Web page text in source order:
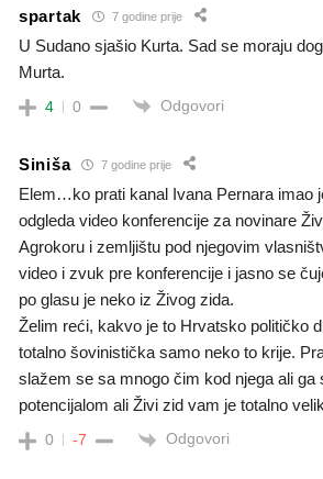
spartak 7 godine prije
U Sudano sjašio Kurta. Sad se moraju
Murta.
4 0 Odgovori
Siniša 7 godine prije
Elem…ko prati kanal Ivana Pernara imao
odgleda video konferencije za novinare
Agrokoru i zemljištu pod njegovim
video i zvuk pre konferencije i jasno se
po glasu je neko iz Živog zida.
Želim reći, kakvo je to Hrvatsko političko
totalno šovinistička samo neko to krije.
slažem se sa mnogo čim kod njega ali ga
potencijalom ali Živi zid vam je totalno
0 -7 Odgovori